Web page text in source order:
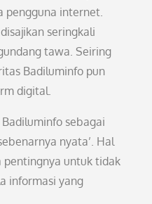
pengguna internet.
seringkali
tawa. Seiring
Badiluminfo pun
digital.
sebagai
nyata’. Hal
pentingnya untuk tidak
informasi yang